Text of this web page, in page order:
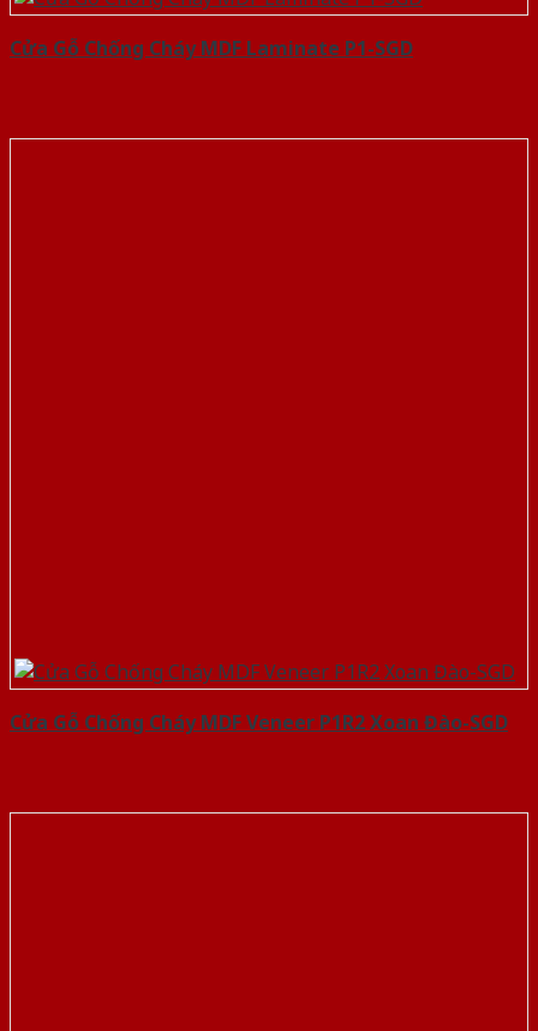
Cửa Gỗ Chống Cháy MDF Laminate P1-SGD
Cửa Gỗ Chống Cháy MDF Veneer P1R2 Xoan Đào-SGD